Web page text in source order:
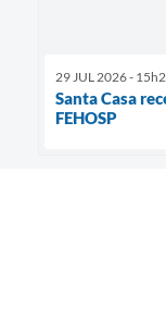
29 JUL 2026 -
Santa Casa
FEHOSP